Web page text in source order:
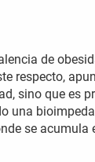
de
respecto,
sino que es
una
se acumula